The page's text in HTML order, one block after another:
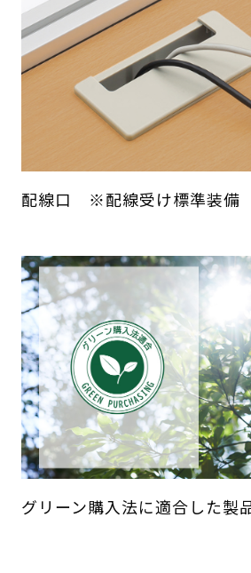
配線口 ※配線受け標準装備
グリーン購入法に適合した製